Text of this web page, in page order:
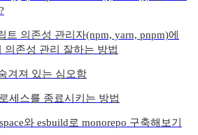
트 의존성 관리자(npm, yarn, pnpm)에
의존성 관리 잘하는 방법
겨져 있는 심오함
세스를 종료시키는 방법
와 esbuild로 monorepo 구축해보기